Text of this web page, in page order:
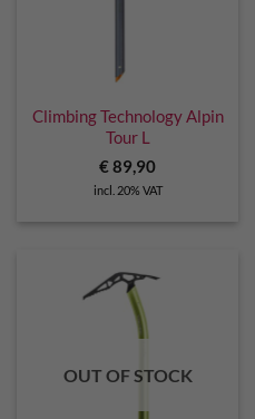
Climbing Technology Alpin
Tour L
€89,90
incl. 20% VAT
OUT OF STOCK